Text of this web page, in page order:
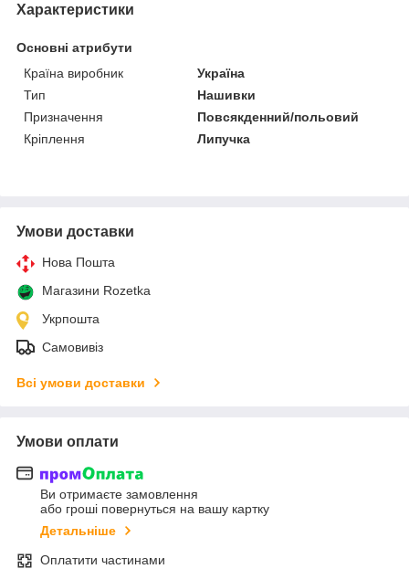
Характеристики
Основні атрибути
Країна виробник
Україна
Тип
Нашивки
Призначення
Повсякденний/польовий
Кріплення
Липучка
Умови доставки
Нова Пошта
Магазини Rozetka
Укрпошта
Самовивіз
Всі умови доставки
Умови оплати
Ви отримаєте замовлення
або гроші повернуться на вашу картку
Детальніше
Оплатити частинами